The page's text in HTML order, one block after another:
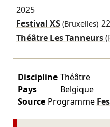
2025
Festival XS(Bruxelles)
Théâtre Les Tanneurs
Discipline Théâtre
Pays
Belgique
Source Programme